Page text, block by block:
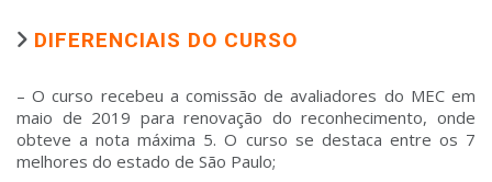
DIFERENCIAIS DO CURSO
– O curso recebeu a comissão de avaliadores do MEC em
maio de 2019 para renovação do reconhecimento, onde
obteve a nota máxima 5. O curso se destaca entre os 7
melhores do estado de São Paulo;